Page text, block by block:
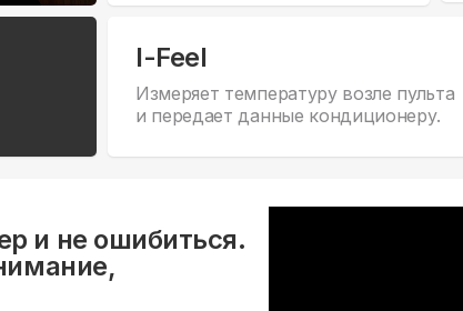
I-Feel
Измеряет температуру возле пульта
и передает данные кондиционеру.
и не ошибиться.